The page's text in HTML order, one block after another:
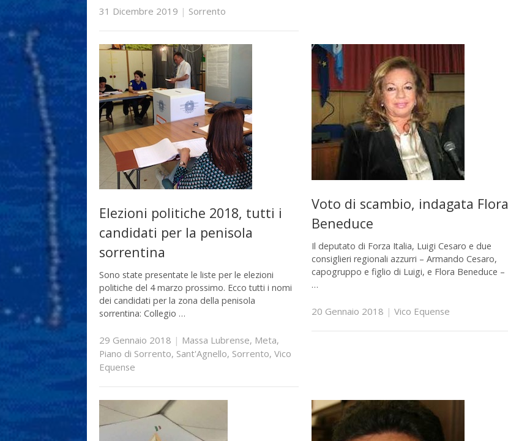
31 Dicembre 2019 | Sorrento
Elezioni politiche 2018, tutti i
candidati per la penisola
sorrentina
Sono state presentate le liste per le elezioni
politiche del 4 marzo prossimo. Ecco tutti i nomi
dei candidati per la zona della penisola
sorrentina: Collegio …
29 Gennaio 2018 | Massa Lubrense, Meta,
Piano di Sorrento, Sant'Agnello, Sorrento, Vico
Equense
Voto di scambio, indagata Flora
Beneduce
Il deputato di Forza Italia, Luigi Cesaro e due
consiglieri regionali azzurri – Armando Cesaro,
capogruppo e figlio di Luigi, e Flora Beneduce –
…
20 Gennaio 2018 | Vico Equense